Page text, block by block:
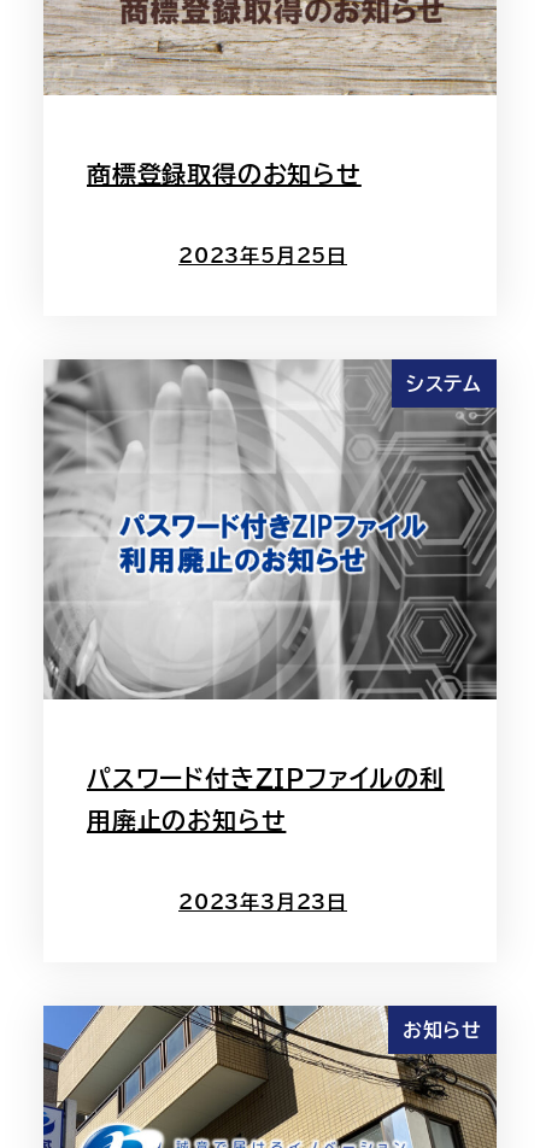
商標登録取得のお知らせ
2023年5月25日
システム
パスワード付きZIPファイルの利
用廃止のお知らせ
2023年3月23日
お知らせ